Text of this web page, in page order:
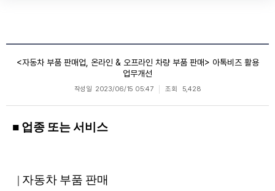
<자동차 부품 판매업, 온라인 & 오프라인 차량 부품 판매> 아톡비즈 활용
업무개선
작성일 2023/06/15 05:47 조회 5,428
■ 업종 또는 서비스
| 자동차 부품 판매